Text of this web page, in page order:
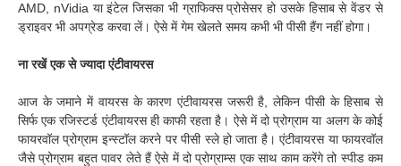
AMD, nVidia या इंटेल जिसका भी ग्राफिक्स प्रोसेसर हो उसके हिसाब से वेंडर से
ड्राइवर भी अपग्रेड करवा लें। ऐसे में गेम खेलते समय कभी भी पीसी हैंग नहीं होगा।
ना रखें एक से ज्यादा एंटीवायरस
आज के जमाने में वायरस के कारण एंटीवायरस जरूरी है, लेकिन पीसी के हिसाब से
सिर्फ एक रजिस्टर्ड एंटीवायरस ही काफी रहता है। ऐसे में दो प्रोग्राम या अलग के कोई
फायरवॉल प्रोग्राम इन्स्टॉल करने पर पीसी स्ले हो जाता है। एंटीवायरस या फायरवॉल
जैसे प्रोग्राम बहुत पावर लेते हैं ऐसे में दो प्रोग्राम्स एक साथ काम करेंगे तो स्पीड कम